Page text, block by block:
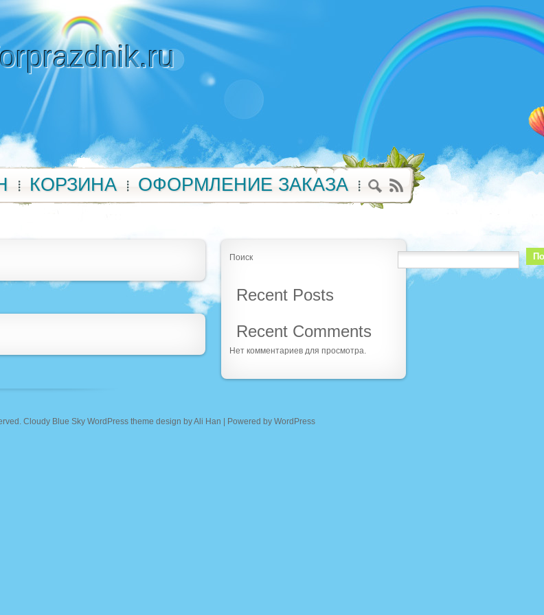
КОРЗИНА ОФОРМЛЕНИЕ ЗАКАЗА
Поиск
Recent Posts
Recent Comments
Нет комментариев для просмотра.
Cloudy Blue Sky WordPress theme design byAli Han | Powered by WordPress